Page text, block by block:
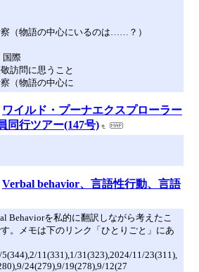
（物語の中心にいるのは……？）
国際
訪問に思うこと
（物語の中心に
ワイルド・プーナエクスプローラー
同行ツアー(147号)
Verbal behavior、言語性行動、言語
Behaviorを私的に翻訳しながら考えたこ
。メモは下のリンク「ひとりごと」にあ
11(331),1/31(323),2024/11/23(311),
24(279),9/19(278),9/12(27